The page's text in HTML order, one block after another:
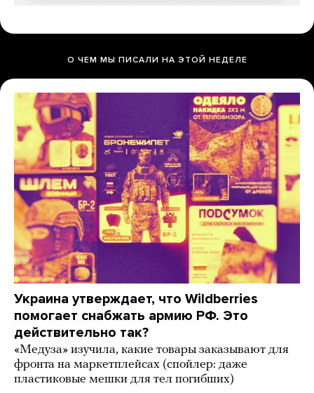
О ЧЕМ МЫ ПИСАЛИ НА ЭТОЙ НЕДЕЛЕ
Украина утверждает, что Wildberries
помогает снабжать армию РФ. Это
действительно так?
«Медуза» изучила, какие товары заказывают для
фронта на маркетплейсах (спойлер: даже
пластиковые мешки для тел погибших)